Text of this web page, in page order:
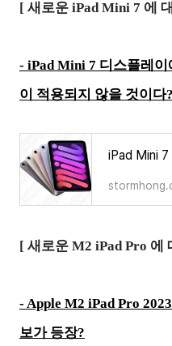
[ 새로운 iPad Mini 7 에
- iPad Mini 7 디스플레
이 적용되지 않을 것이다?
[ 새로운 M2 iPad Pro 에
- Apple M2 iPad Pro
보가 등장?